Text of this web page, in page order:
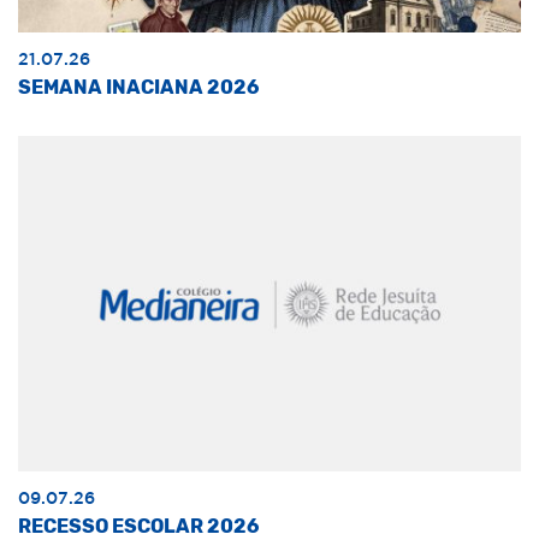
21.07.26
SEMANA INACIANA 2026
09.07.26
RECESSO ESCOLAR 2026